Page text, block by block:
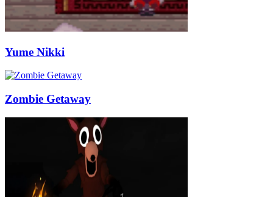
Yume Nikki
Zombie Getaway